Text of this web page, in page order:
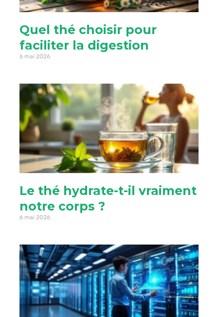
Quel thé choisir pour
faciliter la digestion
6 mai 2026
Le thé hydrate-t-il vraiment
notre corps ?
6 mai 2026